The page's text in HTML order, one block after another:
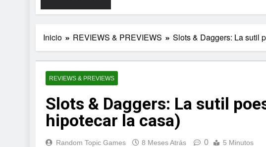
Inicio REVIEWS & PREVIEWS Slots & Daggers: La sutil
REVIEWS & PREVIEWS
Slots & Daggers: La sutil
hipotecar la casa)
Random Topic Games 8 Meses Atrás 0 5 Minutos